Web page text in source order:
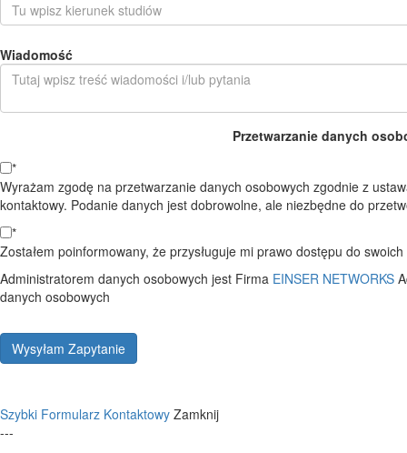
Wiadomość
Przetwarzanie danych
*
Wyrażam zgodę na przetwarzanie danych osobowych zgodnie z
kontaktowy. Podanie danych jest dobrowolne, ale niezbędne do
*
Zostałem poinformowany, że przysługuje mi prawo dostępu do
Administratorem danych osobowych jest Firma EINSER NETWORKS
danych osobowych
Wysyłam Zapytanie
Szybki Formularz Kontaktowy Zamknij
---